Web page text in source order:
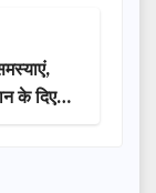
के दिए